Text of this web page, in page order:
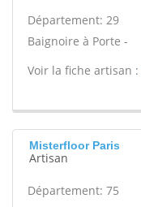
Département: 29
Baignoire à Porte -
Voir la fiche artisan :
Misterfloor Paris
Artisan
Département: 75